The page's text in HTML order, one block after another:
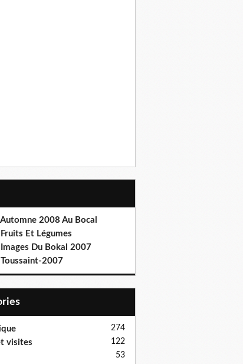
2008 Au Bocal
Et Légumes
Du Bokal 2007
2007
274
visites 122
53